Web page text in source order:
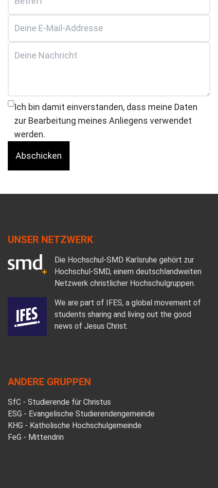
Ich bin damit einverstanden, dass meine Daten
zur Bearbeitung meines Anliegens verwendet
werden.
Abschicken
UNSER NETZWERK
Die Hochschul-SMD Karlsruhe gehört zur
Hochschul-SMD, einem deutschlandweiten
Netzwerk christlicher Hochschulgruppen.
We are part of IFES, a global movement of
students sharing and living out the good
news of Jesus Christ.
ANDERE GRUPPEN
SfC - Studierende für Christus
ESG - Evangelische Studierendengemeinde
KHG - Katholische Hochschulgemeinde
FeG - Mittendrin